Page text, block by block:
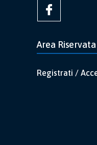
Area Riservata
Registrati /